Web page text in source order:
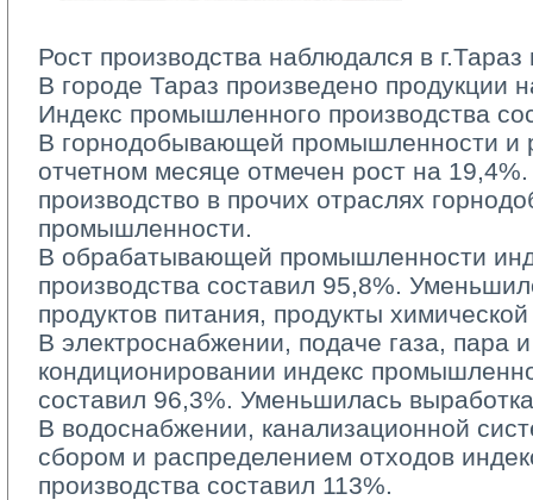
Рост производства наблюдался в
В городе Тараз произведено продукции
Индекс промышленного производства
В горнодобывающей промышленности и
отчетном месяце отмечен рост на
производство в прочих отраслях
промышленности.
В обрабатывающей промышленности
производства составил 95,8%.
продуктов питания, продукты
В электроснабжении, подаче газа, пара
кондиционировании индекс
составил 96,3%. Уменьшилась
В водоснабжении, канализационной
сбором и распределением отходов
производства составил 113%.